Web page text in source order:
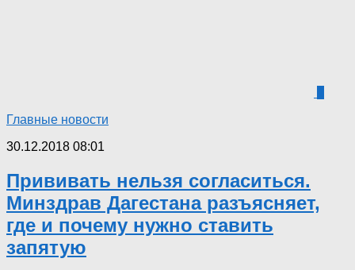
Главные новости
30.12.2018 08:01
Прививать нельзя согласиться.
Минздрав Дагестана разъясняет,
где и почему нужно ставить
запятую